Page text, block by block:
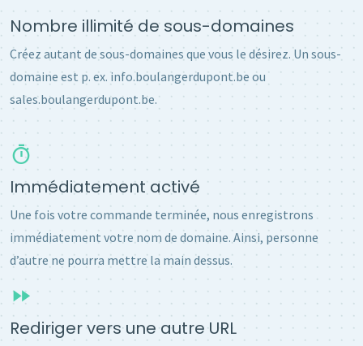
Nombre illimité de sous-domaines
Créez autant de sous-domaines que vous le désirez. Un sous-
domaine est p. ex. info.boulangerdupont.be ou
sales.boulangerdupont.be.
Immédiatement activé
Une fois votre commande terminée, nous enregistrons
immédiatement votre nom de domaine. Ainsi, personne
d’autre ne pourra mettre la main dessus.
Rediriger vers une autre URL